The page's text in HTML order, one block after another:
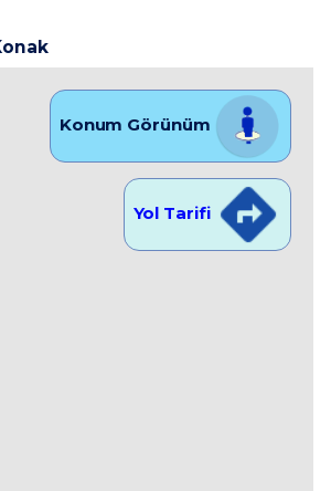
Konum Görünüm
Yol Tarifi